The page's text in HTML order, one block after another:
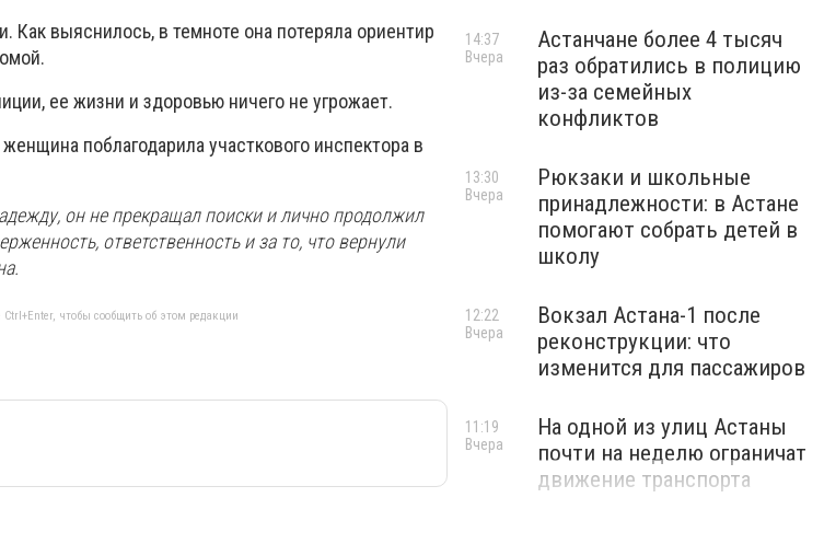
Как выяснилось, в темноте она потеряла ориентир
ее жизни и здоровью ничего не угрожает.
поблагодарила участкового инспектора в
он не прекращал поиски и лично продолжил
ответственность и за то, что вернули
чтобы сообщить об этом редакции
Астанчане более 4 тысяч
раз обратились в полицию
из-за семейных
конфликтов
14:37
Вчера
Рюкзаки и школьные
принадлежности: в Астане
помогают собрать детей в
школу
13:30
Вчера
Вокзал Астана-1 после
реконструкции: что
изменится для пассажиров
12:22
Вчера
На одной из улиц Астаны
почти на неделю ограничат
движение транспорта
11:19
Вчера